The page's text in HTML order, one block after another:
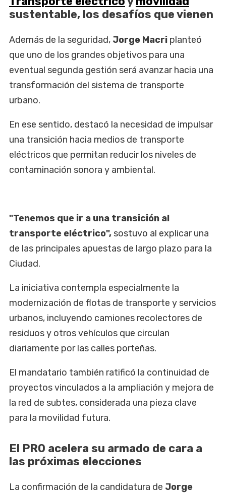
sustentable, los desafíos que vienen
Además de la seguridad, Jorge Macri planteó
que uno de los grandes objetivos para una
eventual segunda gestión será avanzar hacia una
transformación del sistema de transporte
urbano.
En ese sentido, destacó la necesidad de impulsar
una transición hacia medios de transporte
eléctricos que permitan reducir los niveles de
contaminación sonora y ambiental.
"Tenemos que ir a una transición al
transporte eléctrico", sostuvo al explicar una
de las principales apuestas de largo plazo para la
Ciudad.
La iniciativa contempla especialmente la
modernización de flotas de transporte y servicios
urbanos, incluyendo camiones recolectores de
residuos y otros vehículos que circulan
diariamente por las calles porteñas.
El mandatario también ratificó la continuidad de
proyectos vinculados a la ampliación y mejora de
la red de subtes, considerada una pieza clave
para la movilidad futura.
El PRO acelera su armado de cara a
las próximas elecciones
La confirmación de la candidatura de Jorge